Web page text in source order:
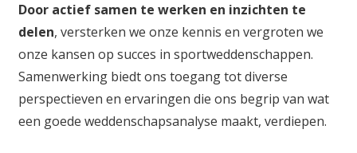
Door actief samen te werken en inzichten te
delen, versterken we onze kennis en vergroten we
onze kansen op succes in sportweddenschappen.
Samenwerking biedt ons toegang tot diverse
perspectieven en ervaringen die ons begrip van wat
een goede weddenschapsanalyse maakt, verdiepen.